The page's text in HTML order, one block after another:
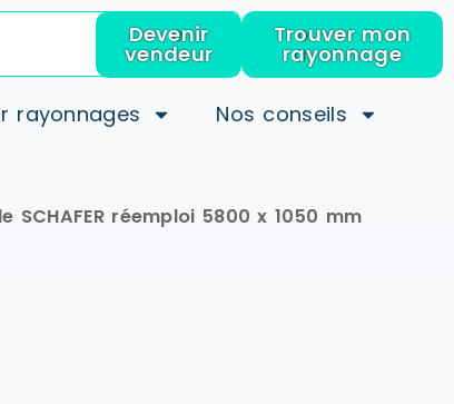
Devenir
vendeur
Trouver mon
rayonnage
rayonnages Nos conseils
SCHAFER réemploi 5800 x 1050 mm